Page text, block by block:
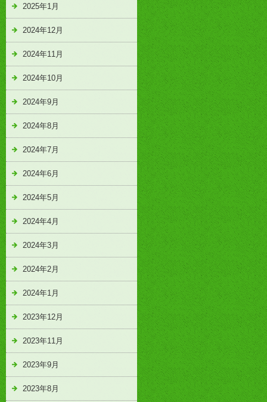
2025年1月
2024年12月
2024年11月
2024年10月
2024年9月
2024年8月
2024年7月
2024年6月
2024年5月
2024年4月
2024年3月
2024年2月
2024年1月
2023年12月
2023年11月
2023年9月
2023年8月